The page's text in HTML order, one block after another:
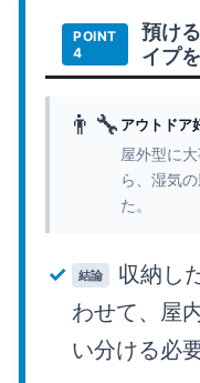
預け
イプ
👨‍🔧 アウトドア
屋外型に
ら、湿気
た。
結論
収納し
わせて、屋
い分ける必